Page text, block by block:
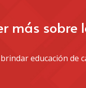
más sobre
educación de